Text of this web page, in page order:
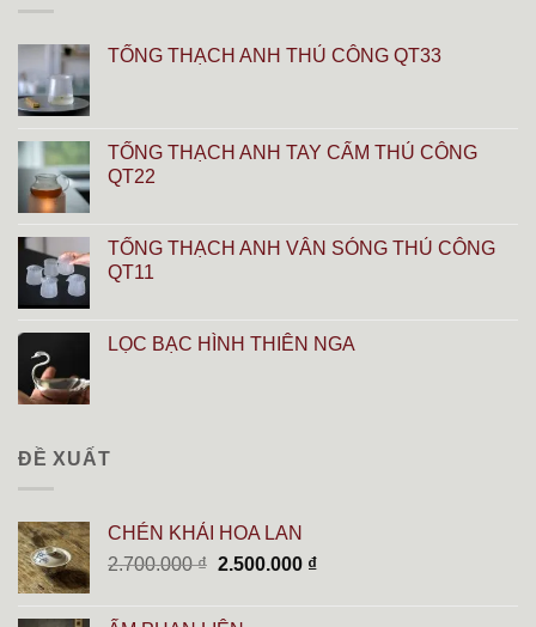
TỐNG THẠCH ANH THỦ CÔNG QT33
TỐNG THẠCH ANH TAY CẨM THỦ CÔNG
QT22
TỐNG THẠCH ANH VÂN SÓNG THỦ CÔNG
QT11
LỌC BẠC HÌNH THIÊN NGA
ĐỀ XUẤT
CHÉN KHẢI HOA LAN
2.700.000₫ Giá
2.500.000 ₫Giá